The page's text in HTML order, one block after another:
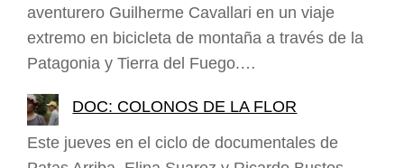
aventurero Guilherme Cavallari en un viaje
extremo en bicicleta de montaña a través de la
Patagonia y Tierra del Fuego.…
DOC: COLONOS DE LA FLOR
Este jueves en el ciclo de documentales de